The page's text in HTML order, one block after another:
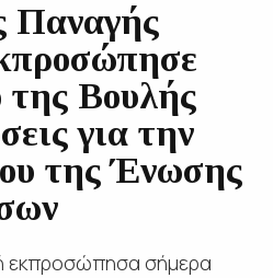
Παναγής
της Βουλής
για την
της Ένωσης
εκπροσώπησα σήμερα